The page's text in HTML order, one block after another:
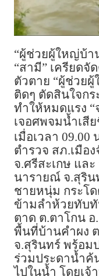
“ผู้ช่วยผู้ใหญ่บ้า
“สามี” เครียดจั
ตัวตาย “ผู้ช่วย
ติดๆ ตัดสินใจกร
ทำให้หมดแรง
เจอศพจมน้ำเสี
เมื่อเวลา 09.00
ตำรวจ สภ.เมือ
จ.ศรีสะเกษ แล
นารายณ์ จ.สุริน
ชายหนุ่ม กระโ
ข้ามลำห้วยทับทั
ตาด ต.ตาโกน อ
พื้นที่บ้านคำผง
จ.สุรินทร์ พร้อม
ร่วมประดาน้ำค้
ไปในน้ำ โดยเ